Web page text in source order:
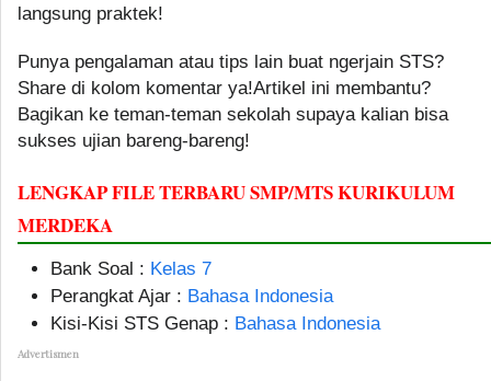
langsung praktek!
Punya pengalaman atau tips lain buat ngerjain STS?
Share di kolom komentar ya!Artikel ini membantu?
Bagikan ke teman-teman sekolah supaya kalian bisa
sukses ujian bareng-bareng!
LENGKAP FILE TERBARU SMP/MTS KURIKULUM
MERDEKA
Bank Soal : Kelas 7
Perangkat Ajar : Bahasa Indonesia
Kisi-Kisi STS Genap : Bahasa Indonesia
Advertismen